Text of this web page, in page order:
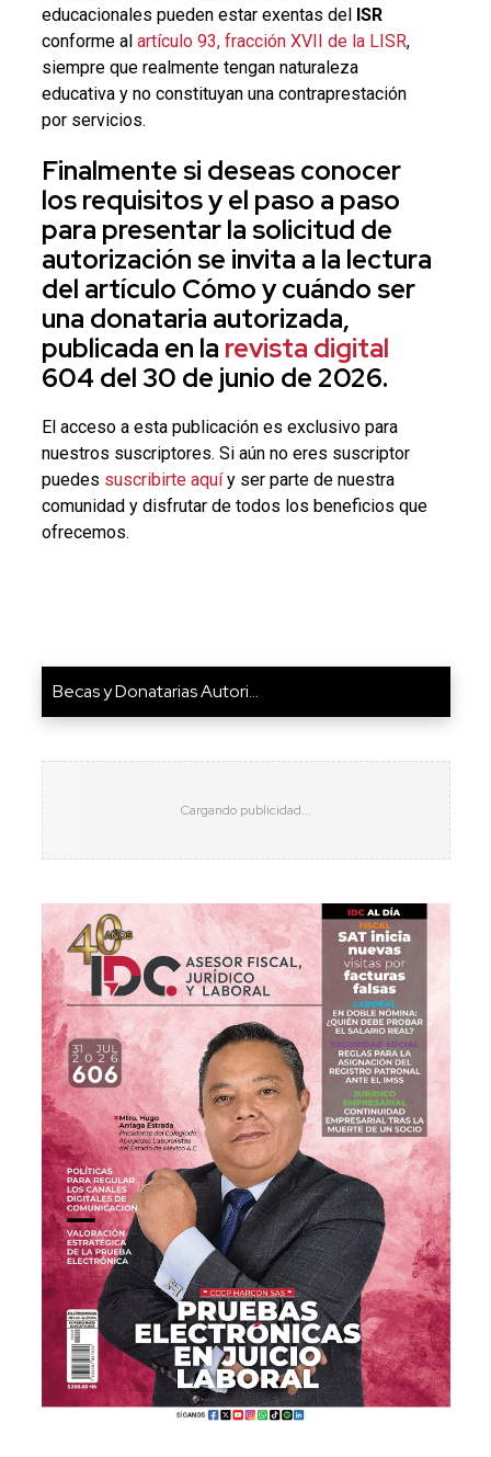
educacionales pueden estar exentas del ISR
conforme al artículo 93, fracción XVII de la LISR,
siempre que realmente tengan naturaleza
educativa y no constituyan una contraprestación
por servicios.
Finalmente si deseas conocer
los requisitos y el paso a paso
para presentar la solicitud de
autorización se invita a la lectura
del artículo Cómo y cuándo ser
una donataria autorizada,
publicada en la revista digital
604 del 30 de junio de 2026.
El acceso a esta publicación es exclusivo para
nuestros suscriptores. Si aún no eres suscriptor
puedes suscribirte aquíy ser parte de nuestra
comunidad y disfrutar de todos los beneficios que
ofrecemos.
Becas y Donatarias Autori...